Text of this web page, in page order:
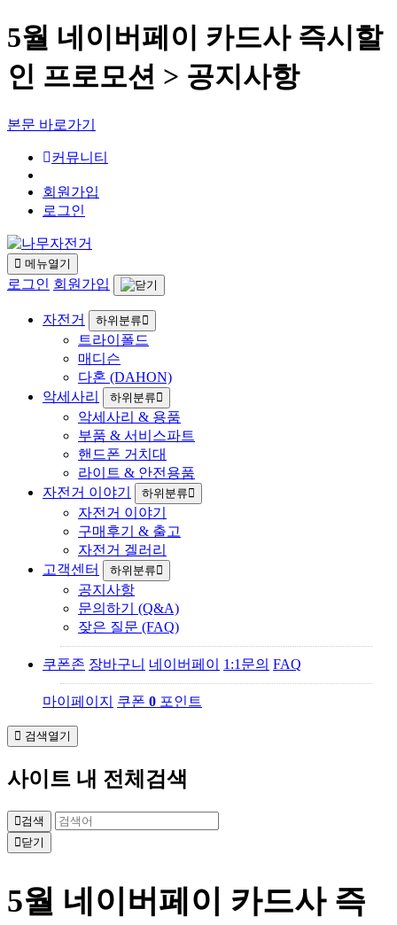
5월 네이버페이 카드사 즉시할
인 프로모션 > 공지사항
본문 바로가기
커뮤니티
회원가입
로그인
메뉴열기
로그인 회원가입
자전거 하위분류
트라이폴드
매디슨
다혼 (DAHON)
악세사리
하위분류
악세사리 & 용품
부품 & 서비스파트
핸드폰 거치대
라이트 & 안전용품
자전거 이야기
하위분류
자전거 이야기
구매후기 & 출고
자전거 겔러리
고객센터
하위분류
공지사항
문의하기 (Q&A)
잦은 질문 (FAQ)
쿠폰존 장바구니 네이버페이 1:1문의 FAQ
마이페이지 쿠폰 0 포인트
검색열기
사이트 내 전체검색
검색
닫기
5월 네이버페이 카드사 즉